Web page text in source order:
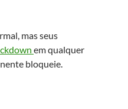
mas seus
em qualquer
bloqueie.